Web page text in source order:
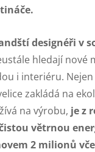
designéři v
hledají nové
i interiéru.
zakládá na
na výrobu, je z
čistou větrnou
2 milionů